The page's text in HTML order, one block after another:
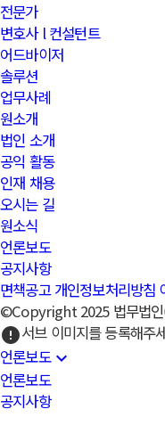
전문가
변호사 l 컨설턴트
어드바이저
솔루션
업무사례
원소개
법인 소개
공익 활동
인재 채용
오시는 길
원소식
언론보도
공지사항
면책공고 개인정보처리방침
©Copyright 2025 법무법
error서브 이미지를 등록해주
언론보도expand_more
언론보도
공지사항